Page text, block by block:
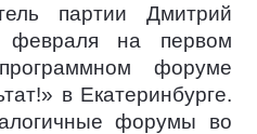
партии Дмитрий
на первом
форуме
в Екатеринбурге.
форумы во